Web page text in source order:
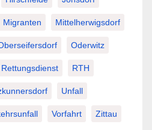
Migranten Mittelherwigsdorf
Oderwitz
Rettungsdienst RTH
Unfall
Vorfahrt Zittau